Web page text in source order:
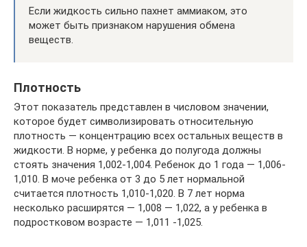
Если жидкость сильно пахнет аммиаком, это
может быть признаком нарушения обмена
веществ.
Плотность
Этот показатель представлен в числовом значении,
которое будет символизировать относительную
плотность — концентрацию всех остальных веществ в
жидкости. В норме, у ребенка до полугода должны
стоять значения 1,002-1,004. Ребенок до 1 года — 1,006-
1,010. В моче ребенка от 3 до 5 лет нормальной
считается плотность 1,010-1,020. В 7 лет норма
несколько расширятся — 1,008 — 1,022, а у ребенка в
подростковом возрасте — 1,011 -1,025.